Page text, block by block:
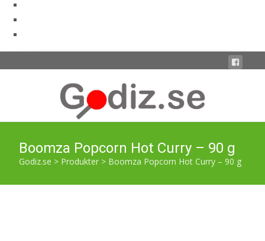
Boomza Popcorn Hot Curry – 90 g
Godiz.se > Produkter > Boomza Popcorn Hot Curry – 90 g